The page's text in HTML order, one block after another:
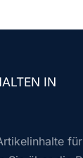
IN